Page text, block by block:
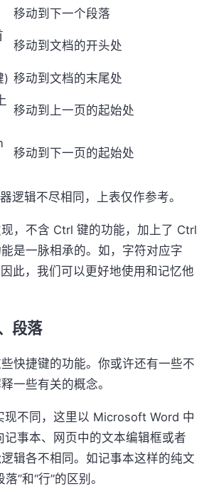
移动到下一个段落
移动到文档的开头处
) 移动到文档的末尾处
移动到上一页的起始处
移动到下一页的起始处
辑不尽相同，上表仅作参考。
不含 Ctrl 键的功能，加上了 Ctrl
是一脉相承的。如，字符对应字
此，我们可以更好地使用和记忆他
段落
捷键的功能。你或许还有一些不
一些有关的概念。
不同，这里以 Microsoft Word 中
记事本、网页中的文本编辑框或者
辑各不相同。如记事本这样的纯文
”和“行”的区别。